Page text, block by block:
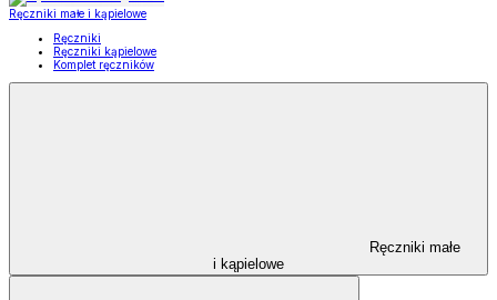
Ręczniki małe i kąpielowe
Ręczniki
Ręczniki kąpielowe
Komplet ręczników
Ręczniki małe
i kąpielowe